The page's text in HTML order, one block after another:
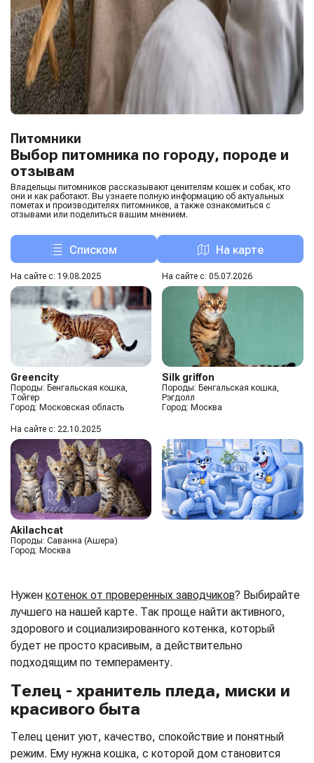
Питомники
Выбор питомника по городу, породе и
отзывам
Владельцы питомников рассказывают ценителям кошек и собак, кто
они и как работают. Вы узнаете полную информацию об актуальных
пометах и производителях питомников, а также ознакомиться с
отзывами или поделиться вашим мнением.
Списком На карте
На сайте с: 19.08.2025
Greencity
Породы: Бенгальская кошка,
Тойгер
Город: Московская область
На сайте с: 05.07.2026
Silk griffon
Породы: Бенгальская кошка,
Рэгдолл
Город: Москва
На сайте с: 22.10.2025
Akilachcat
Породы: Саванна (Ашера)
Город: Москва
Нужен котенок от проверенных заводчиков? Выбирайте
лучшего на нашей карте. Так проще найти активного,
здорового и социализированного котенка, который
будет не просто красивым, а действительно
подходящим по темпераменту.
Телец - хранитель пледа, миски и
красивого быта
Телец ценит уют, качество, спокойствие и понятный
режим. Ему нужна кошка, с которой дом становится